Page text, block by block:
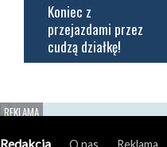
Koniec z
przejazdami przez
cudzą działkę!
Redakcja